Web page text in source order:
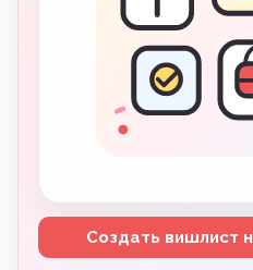
Создать вишлист